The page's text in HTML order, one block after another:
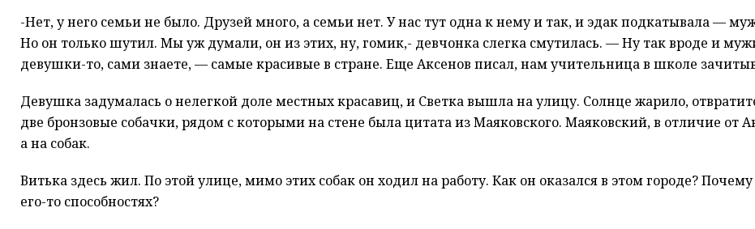
-Нет, у него семьи не было. Друзей много, а семьи нет. У нас тут одна к нему и так, и эдак подкатывала —
Но он только шутил. Мы уж думали, он из этих, ну, гомик,- девчонка слегка смутилась. — Ну так вроде и
девушки-то, сами знаете, — самые красивые в стране. Еще Аксенов писал, нам учительница в школе
Девушка задумалась о нелегкой доле местных красавиц, и Светка вышла на улицу. Солнце жарило,
две бронзовые собачки, рядом с которыми на стене была цитата из Маяковского. Маяковский, в отличие от
а на собак.
Витька здесь жил. По этой улице, мимо этих собак он ходил на работу. Как он оказался в этом городе?
его-то способностях?